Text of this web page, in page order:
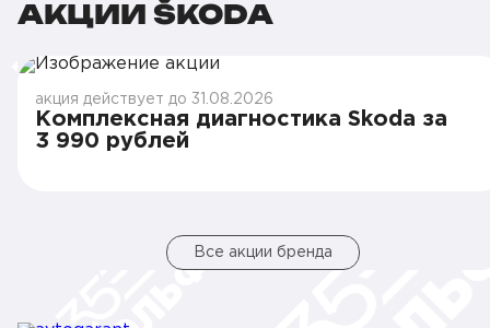
АКЦИИ ŠKODA
акция действует до 31.08.2026
Комплексная диагностика Skoda за
3 990 рублей
Все акции бренда